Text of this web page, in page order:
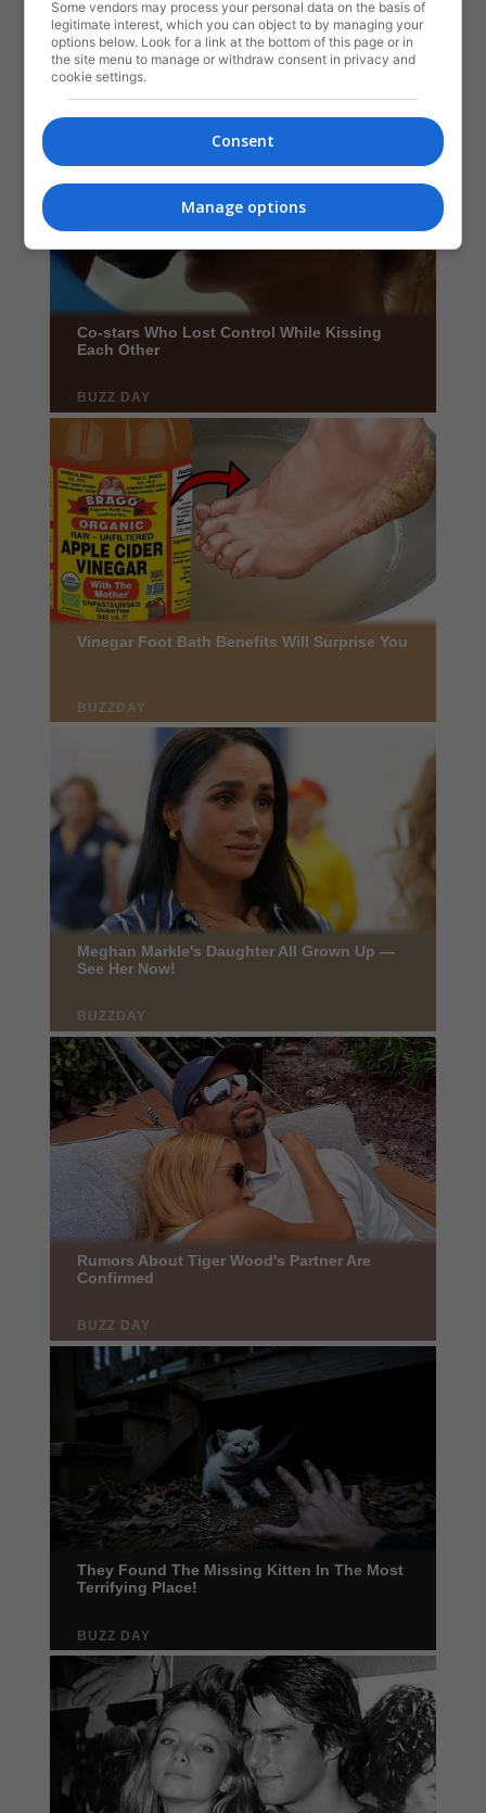
Some vendors may process your personal data on the basis of
legitimate interest, which you can object to by managing your
options below. Look for a link at the bottom of this page or in
the site menu to manage or withdraw consent in privacy and
cookie settings.
Consent
Manage options